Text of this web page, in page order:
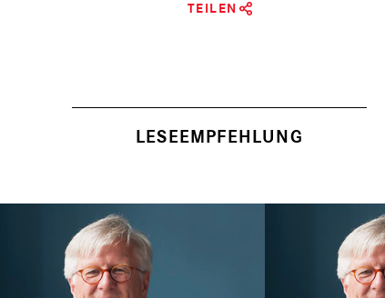
TEILEN
LESEEMPFEHLUNG